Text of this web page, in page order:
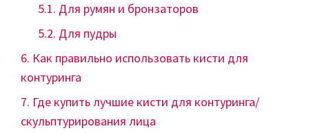
Для румян и бронзаторов
Для пудры
Как правильно использовать кисти для
контуринга
Где купить лучшие кисти для контуринга/
скульптурирования лица